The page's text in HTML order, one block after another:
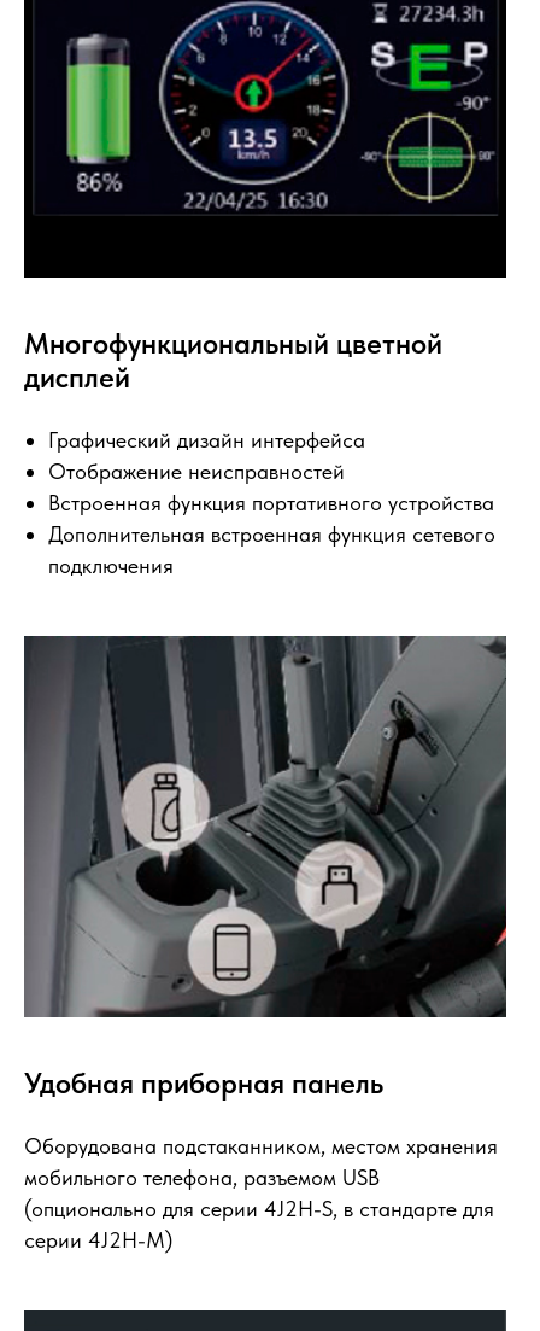
Многофункциональный цветной
дисплей
Графический дизайн интерфейса
Отображение неисправностей
Встроенная функция портативного устройства
Дополнительная встроенная функция сетевого
подключения
Удобная приборная панель
Оборудована подстаканником, местом хранения
мобильного телефона, разъемом USB
(опционально для серии 4J2H-S, в стандарте для
серии 4J2H-М)